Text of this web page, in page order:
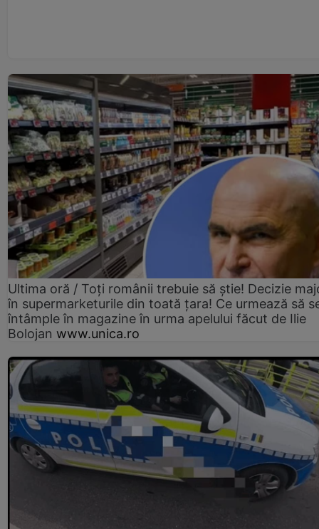
Ultima oră / Toți românii trebuie să știe! Decizie
în supermarketurile din toată țara! Ce urmează să
întâmple în magazine în urma apelului făcut de Ilie
Bolojan www.unica.ro